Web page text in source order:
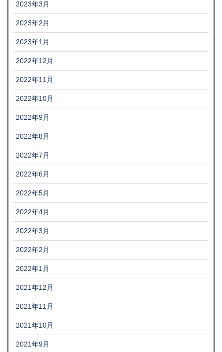
2023年3月
2023年2月
2023年1月
2022年12月
2022年11月
2022年10月
2022年9月
2022年8月
2022年7月
2022年6月
2022年5月
2022年4月
2022年3月
2022年2月
2022年1月
2021年12月
2021年11月
2021年10月
2021年9月